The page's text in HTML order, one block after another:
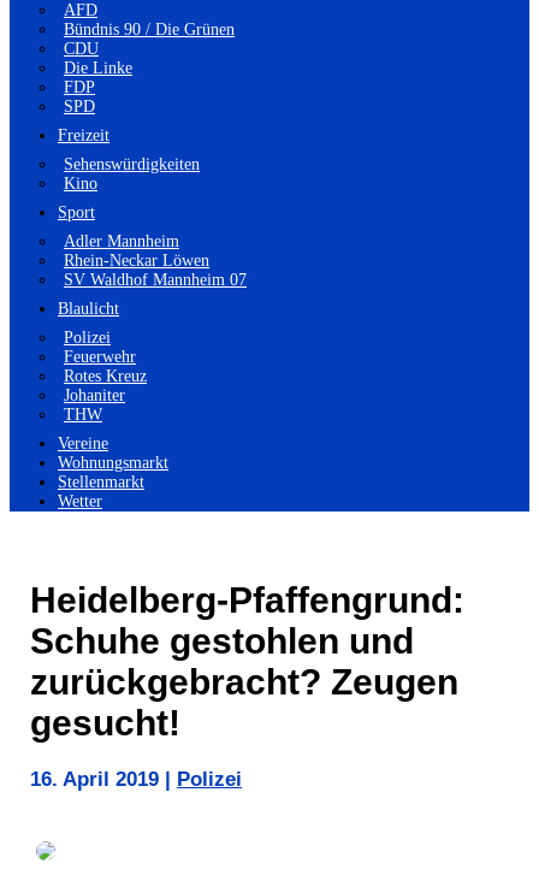
AFD
Bündnis 90 / Die Grünen
CDU
Die Linke
FDP
SPD
Freizeit
Sehenswürdigkeiten
Kino
Sport
Adler Mannheim
Rhein-Neckar Löwen
SV Waldhof Mannheim 07
Blaulicht
Polizei
Feuerwehr
Rotes Kreuz
Johaniter
THW
Vereine
Wohnungsmarkt
Stellenmarkt
Wetter
Heidelberg-Pfaffengrund:
Schuhe gestohlen und
zurückgebracht? Zeugen
gesucht!
16. April 2019 Polizei